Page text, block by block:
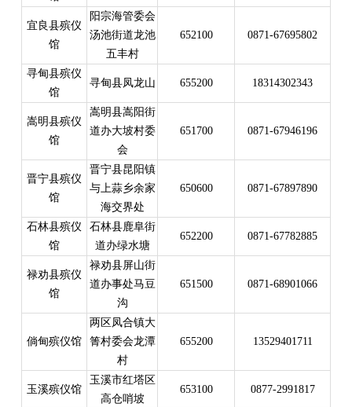
宜良县殡仪
馆
阳宗海管委会
汤池街道龙池
五丰村
652100 0871-67695802
寻甸县殡仪
馆
寻甸县凤龙山 655200 18314302343
嵩明县殡仪
馆
嵩明县嵩阳街
道办大坡村委
会
651700 0871-67946196
晋宁县殡仪
馆
晋宁县昆阳镇
与上蒜乡余家
海交界处
650600 0871-67897890
石林县殡仪
馆
石林县鹿阜街
道办绿水塘
652200 0871-67782885
禄劝县殡仪
馆
禄劝县屏山街
道办事处马豆
沟
651500 0871-68901066
倘甸殡仪馆
两区凤合镇大
箐村委会龙潭
村
655200 13529401711
玉溪殡仪馆
玉溪市红塔区
高仓哨坡
653100 0877-2991817